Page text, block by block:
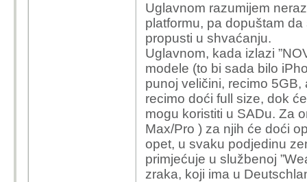
Uglavnom razumijem
platformu, pa dopuštam
propusti u shvaćanju.
Uglavnom, kada izlazi
modele (to bi sada bilo
punoj veličini, recimo
recimo doći full size, dok
mogu koristiti u SADu. Za
Max/Pro ) za njih će doći
opet, u svaku podjedinu
primjećuje u službenoj
zraka, koji ima u